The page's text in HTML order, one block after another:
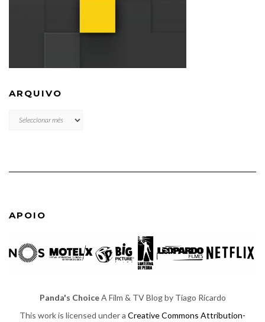
ARQUIVO
ARQUIVO
APOIO
Panda's ChoiceA Film & TV Blog by Tiago Ricardo
This work is licensed under a Creative Commons Attribution-